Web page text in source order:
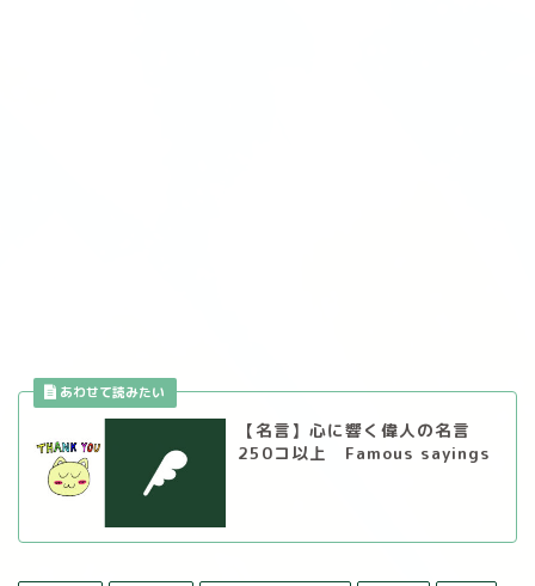
【名言】心に響く偉人の名言
250コ以上 Famous sayings